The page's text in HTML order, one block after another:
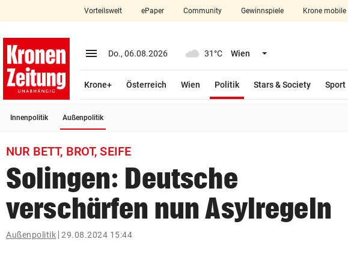
closeSchließen
account_circle Anmelden
arrow_right
search
Suchbegriff
eingeben
Vorteilswelt ePaper Community Gewinnspiele Krone mobile
menu Menü aufklappen
Do., 06.08.2026 31°C Wien Menü aufklappen
Krone+ Österreich Wien Politik
Stars & Society
Sport
Innenpolitik Außenpolitik
NUR BETT, BROT, SEIFE
Solingen: Deutsche
verschärfen nun Asylregeln
Außenpolitik 29.08.2024 15:44